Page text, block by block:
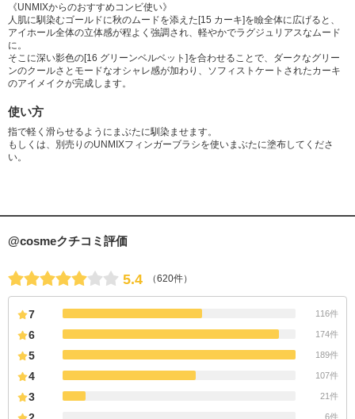
《UNMIXからのおすすめコンビ使い》
人肌に馴染むゴールドに秋のムードを添えた[15 カーキ]を瞼全体に広げると、
アイホール全体の立体感が程よく強調され、軽やかでラグジュリアスなムード
に。
そこに深い影色の[16 グリーンベルベット]を合わせることで、ダークなグリー
ンのクールさとモードなオシャレ感が加わり、ソフィストケートされたカーキ
のアイメイクが完成します。
使い方
指で軽く滑らせるようにまぶたに馴染ませます。
もしくは、別売りのUNMIXフィンガーブラシを使いまぶたに塗布してくださ
い。
@cosmeクチコミ評価
5.4 （620件）
7 116件
6 174件
5 189件
4 107件
3 21件
6件